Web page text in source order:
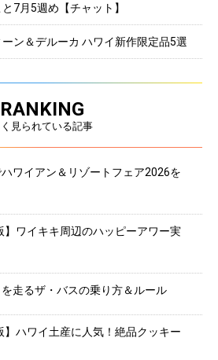
7月5週め【チャット】
ン＆デルーカ ハワイ新作限定品5選
RANKING
見られている記事
ワイアン＆リゾートフェア2026を
】ワイキキ周辺のハッピーアワー実
走るザ・バスの乗り方＆ルール
】ハワイ土産に人気！絶品クッキー